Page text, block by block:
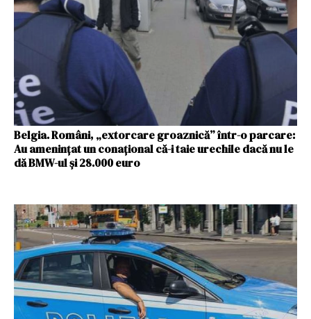
Belgia. Români, „extorcare groaznică” într-o parcare:
Au amenințat un conațional că-i taie urechile dacă nu le
dă BMW-ul și 28.000 euro